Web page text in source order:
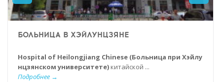
БОЛЬНИЦА В ХЭЙЛУНЦЗЯНЕ
Hospital of Heilongjiang Chinese (Больница при Хэйлу
нцзянском университете) китайской ...
Подробнее →